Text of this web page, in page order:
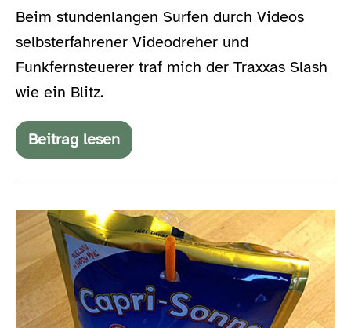
Beim stundenlangen Surfen durch Videos
selbsterfahrener Videodreher und
Funkfernsteuerer traf mich der Traxxas Slash
wie ein Blitz.
Beitrag lesen
Axial
Exo
Slash
–
meinen
beiden
Flitzer
#ffffff02
Der
zweite
Februar